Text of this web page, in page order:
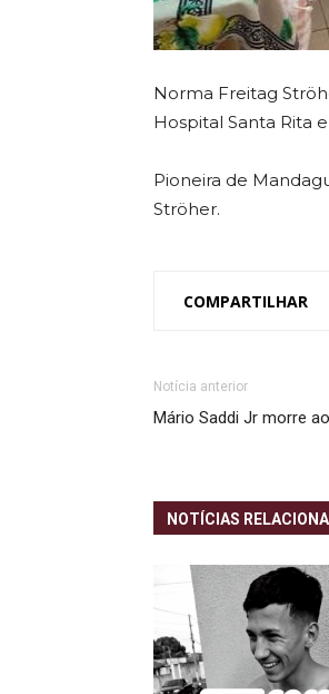
Norma Freitag
Hospital Santa Rita
Pioneira de
Ströher.
COMPARTILHAR
Notícia anterior
Mário Saddi Jr morre
NOTÍCIAS